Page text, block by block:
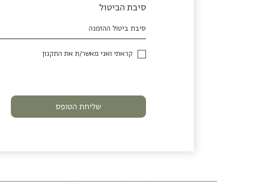
סיבת הביטול
סיבת ביטול ההזמנה
קראתי ואני מאשר/ת את התקנון
שליחת הטופס